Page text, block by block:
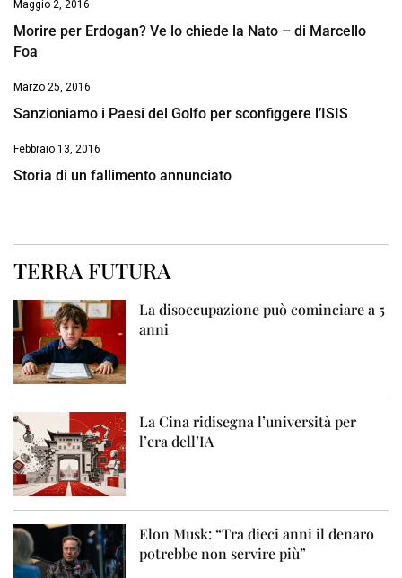
Maggio 2, 2016
Morire per Erdogan? Ve lo chiede la Nato – di Marcello
Foa
Marzo 25, 2016
Sanzioniamo i Paesi del Golfo per sconfiggere l’ISIS
Febbraio 13, 2016
Storia di un fallimento annunciato
TERRA FUTURA
La disoccupazione può cominciare a 5
anni
La Cina ridisegna l’università per
l’era dell’IA
Elon Musk: “Tra dieci anni il denaro
potrebbe non servire più”